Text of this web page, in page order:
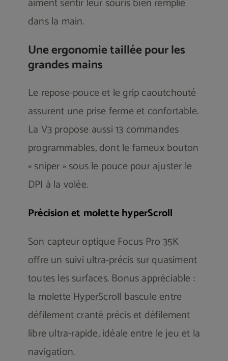
dans la main.
Une ergonomie taillée pour les
grandes mains
Le repose-pouce et le grip caoutchouté
assurent une prise ferme et confortable.
La V3 propose aussi 13 commandes
programmables, dont le fameux bouton
« sniper » sous le pouce pour ajuster le
DPI à la volée.
Précision et molette hyperScroll
Son capteur optique Focus Pro 35K
offre un suivi ultra-précis sur quasiment
toutes les surfaces. Bonus appréciable :
la molette HyperScroll bascule entre
défilement cranté précis et défilement
libre ultra-rapide, idéale entre le jeu et la
navigation.